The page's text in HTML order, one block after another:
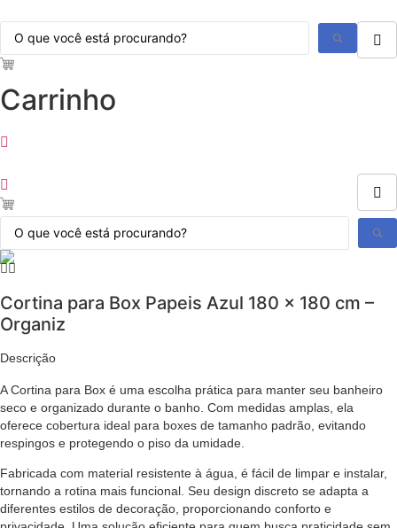
para
o
conteúdo
Pesquisar
Carrinho
Pesquisar
Cortina para Box Papeis Azul 180 x 180 cm –
Organiz
Descrição
A Cortina para Box é uma escolha prática para manter seu banheiro
seco e organizado durante o banho. Com medidas amplas, ela
oferece cobertura ideal para boxes de tamanho padrão, evitando
respingos e protegendo o piso da umidade.
Fabricada com material resistente à água, é fácil de limpar e instalar,
tornando a rotina mais funcional. Seu design discreto se adapta a
diferentes estilos de decoração, proporcionando conforto e